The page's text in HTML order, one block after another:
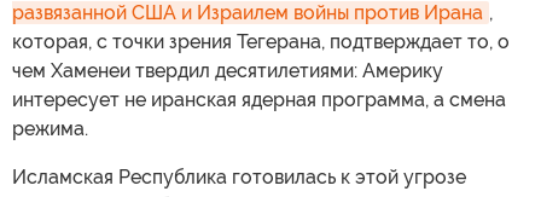
развязанной США и Израилем войны против Ирана ,
которая, с точки зрения Тегерана, подтверждает то, о
чем Хаменеи твердил десятилетиями: Америку
интересует не иранская ядерная программа, а смена
режима.
Исламская Республика готовилась к этой угрозе